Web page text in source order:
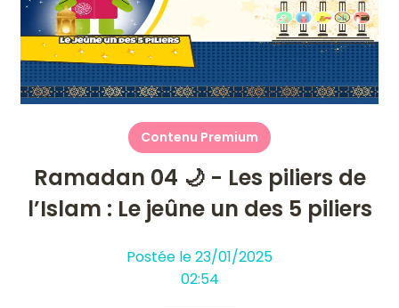
Contenu Premium
Ramadan 04 🌙 - Les piliers de
l’Islam : Le jeûne un des 5 piliers
Postée le 23/01/2025
02:54